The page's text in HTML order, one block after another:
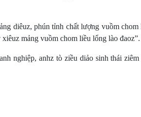
diêuz, phún tỉnh chất lượng vuồm chom
mảng vuồm chom liều lổng lào đaoz”.
nghiệp, anhz tò ziều diảo sinh thái